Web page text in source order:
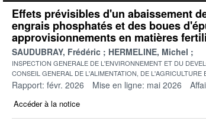
Effets prévisibles d'un abaissement
engrais phosphatés et des boues
approvisionnements en matières
SAUDUBRAY, Frédéric HERMELINE, Michel
INSPECTION GENERALE DE L'ENVIRONNEMENT ET DU
CONSEIL GENERAL DE L'ALIMENTATION, DE L'AGRICULTURE
Rapport: févr. 2026 Mise en ligne: mai 2026
Accéder à la notice